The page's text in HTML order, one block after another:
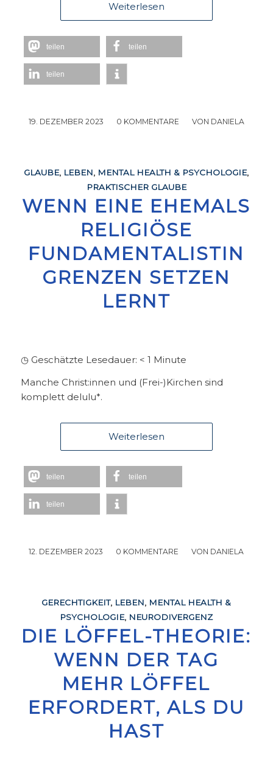
Weiterlesen
teilen teilen
teilen
19. DEZEMBER 2023
/ 0 KOMMENTARE
/ VON DANIELA
GLAUBE, LEBEN, MENTAL HEALTH & PSYCHOLOGIE,
PRAKTISCHER GLAUBE
WENN EINE EHEMALS
RELIGIÖSE
FUNDAMENTALISTIN
GRENZEN SETZEN
LERNT
◷ Geschätzte Lesedauer: < 1 Minute
Manche Christ:innen und (Frei-)Kirchen sind
komplett delulu*.
Weiterlesen
teilen teilen
teilen
12. DEZEMBER 2023
/ 0 KOMMENTARE
/ VON DANIELA
GERECHTIGKEIT, LEBEN, MENTAL HEALTH &
PSYCHOLOGIE, NEURODIVERGENZ
DIE LÖFFEL-THEORIE:
WENN DER TAG
MEHR LÖFFEL
ERFORDERT, ALS DU
HAST